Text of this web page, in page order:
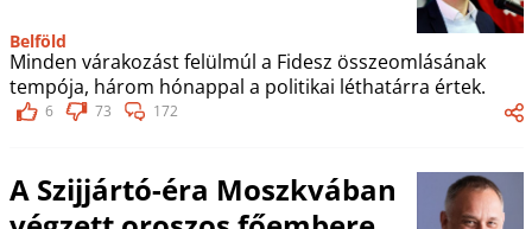
Belföld
Minden várakozást felülmúl a Fidesz összeomlásának
tempója, három hónappal a politikai léthatárra értek.
6 73 172
A Szijjártó-éra Moszkvában